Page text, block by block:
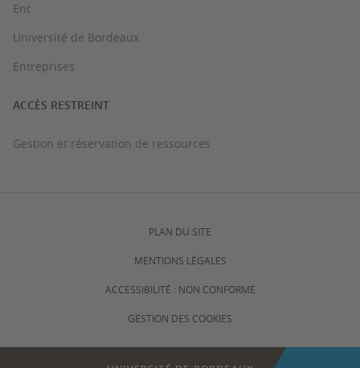
Ent
Université de Bordeaux
Entreprises
ACCÈS RESTREINT
Gestion et réservation de ressources
PLAN DU SITE
MENTIONS LÉGALES
ACCESSIBILITÉ : NON CONFORME
GESTION DES COOKIES